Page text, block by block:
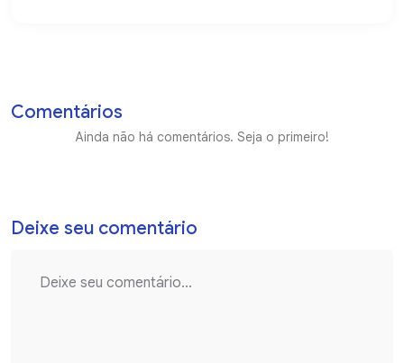
Comentários
Ainda não há comentários. Seja o primeiro!
Deixe seu comentário